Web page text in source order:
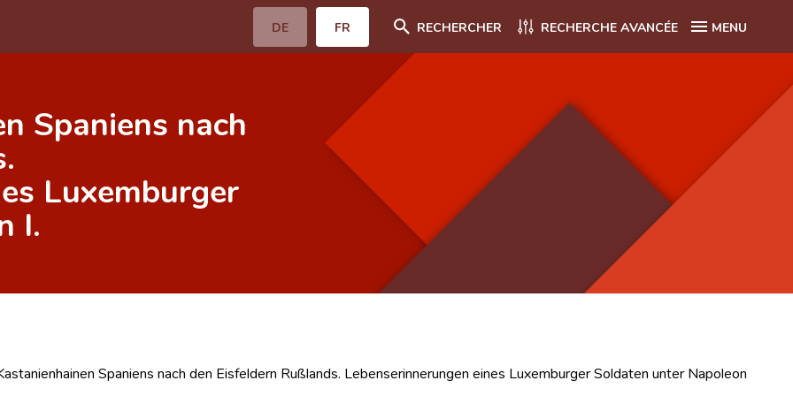
DE FR RECHERCHER RECHERCHE AVANCÉE MENU
Spaniens nach
Luxemburger
I.
Spaniens nach den Eisfeldern Rußlands. Lebenserinnerungen eines Luxemburger Soldaten unter Napoleon